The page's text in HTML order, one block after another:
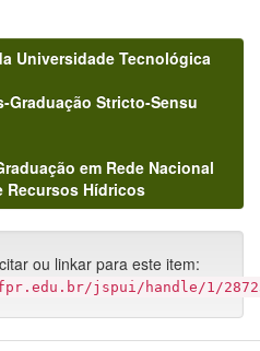
Universidade Tecnológica
Graduação Stricto-Sensu
em Rede Nacional
Recursos Hídricos
ou linkar para este item:
jspui/handle/1/